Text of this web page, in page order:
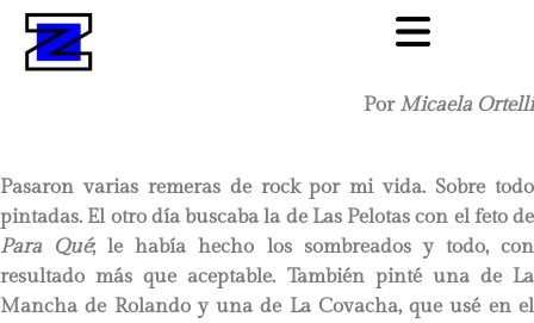
PorMicaela Ortelli
Pasaron varias remeras de rock por mi vida. Sobre todo
pintadas. El otro día buscaba la de Las Pelotas con el feto de
Para Qué; le había hecho los sombreados y todo, con
resultado más que aceptable. También pinté una de La
Mancha de Rolando y una de La Covacha, que usé en el